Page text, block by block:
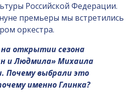
Российской Федерации.
премьеры мы встретились
оркестра.
открытии сезона
и Людмила» Михаила
Почему выбрали это
именно Глинка?